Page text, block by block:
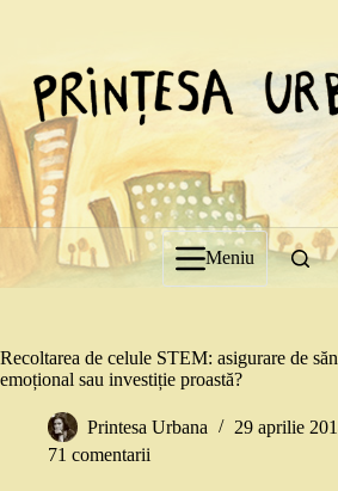
Meniu
Recoltarea de celule STEM: asigurare de
emoțional sau investiție proastă?
Printesa Urbana 29 aprilie
71 comentarii